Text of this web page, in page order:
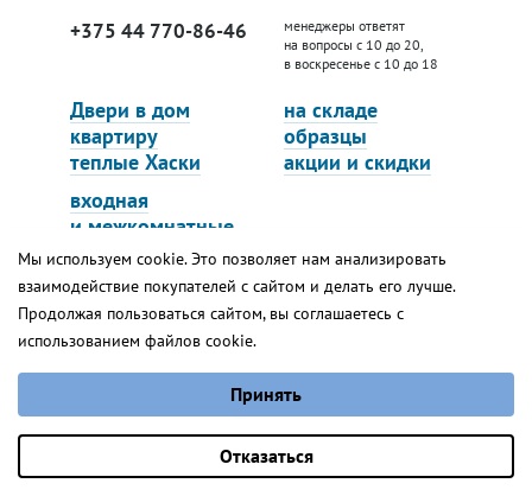
Нестор
от 2 790 руб.
Оставить заявку
Двери в дом
квартиру
теплые Хаски
на складе
образцы
акции и скидки
входная
и межкомнатные
+375 44 770-86-46
менеджеры ответят
на вопросы с 10 до 20,
в воскресенье с 10 до 18
Наши салоны
Входные скрытые
Портфолио
Услуги
Нас оценили 247 раз
на 5 баллов:
Пишите:
manager@ds-steelline.by
Следите:
Мы используем cookie. Это позволяет нам анализировать
взаимодействие покупателей с сайтом и делать его лучше.
Продолжая пользоваться сайтом, вы соглашаетесь с
использованием файлов cookie.
Выберите настройки cookie
Аналитические/Функциональные
Принять
Отказаться